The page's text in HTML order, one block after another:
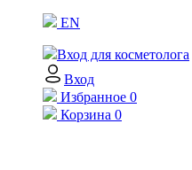
EN
Вход для косметолога
Вход
Избранное 0
Корзина 0